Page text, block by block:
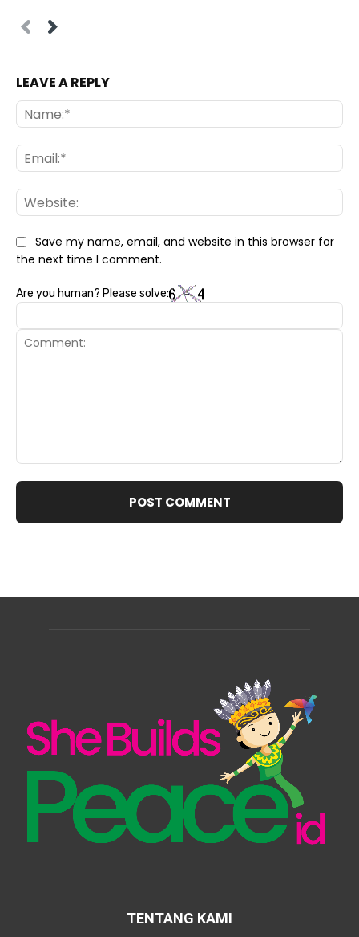
LEAVE A REPLY
Save my name, email, and website in this browser for
the next time I comment.
Are you human? Please solve:
TENTANG KAMI